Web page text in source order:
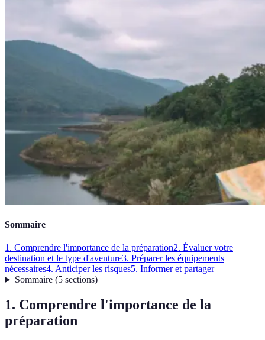
Sommaire
1. Comprendre l'importance de la préparation2. Évaluer votre
destination et le type d'aventure3. Préparer les équipements
nécessaires4. Anticiper les risques5. Informer et partager
Sommaire(5 sections)
1. Comprendre l'importance de la
préparation